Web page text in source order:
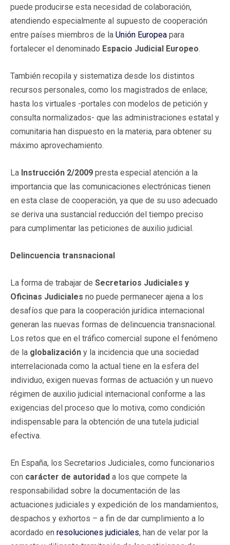
puede producirse esta necesidad de colaboración,
atendiendo especialmente al supuesto de cooperación
entre países miembros de la Unión Europea para
fortalecer el denominado Espacio Judicial Europeo.
También recopila y sistematiza desde los distintos
recursos personales, como los magistrados de enlace;
hasta los virtuales -portales con modelos de petición y
consulta normalizados- que las administraciones estatal y
comunitaria han dispuesto en la materia, para obtener su
máximo aprovechamiento.
La Instrucción 2/2009 presta especial atención a la
importancia que las comunicaciones electrónicas tienen
en esta clase de cooperación, ya que de su uso adecuado
se deriva una sustancial reducción del tiempo preciso
para cumplimentar las peticiones de auxilio judicial.
Delincuencia transnacional
La forma de trabajar de Secretarios Judiciales y
Oficinas Judiciales no puede permanecer ajena a los
desafíos que para la cooperación jurídica internacional
generan las nuevas formas de delincuencia transnacional.
Los retos que en el tráfico comercial supone el fenómeno
de la globalización y la incidencia que una sociedad
interrelacionada como la actual tiene en la esfera del
individuo, exigen nuevas formas de actuación y un nuevo
régimen de auxilio judicial internacional conforme a las
exigencias del proceso que lo motiva, como condición
indispensable para la obtención de una tutela judicial
efectiva.
En España, los Secretarios Judiciales, como funcionarios
con carácter de autoridad a los que compete la
responsabilidad sobre la documentación de las
actuaciones judiciales y expedición de los mandamientos,
despachos y exhortos – a fin de dar cumplimiento a lo
acordado en resoluciones judiciales, han de velar por la